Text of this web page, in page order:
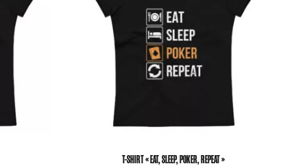
T-SHIRT « EAT, SLEEP, POKER, REPEAT »